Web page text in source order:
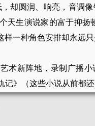
却圆润、响亮，音调
天生演说家的富于抑扬
一种角色安排却永远只
术新阵地，录制广播
记》（这些小说从前都
人气，这实在是大好
一点洋气、贵气，还有